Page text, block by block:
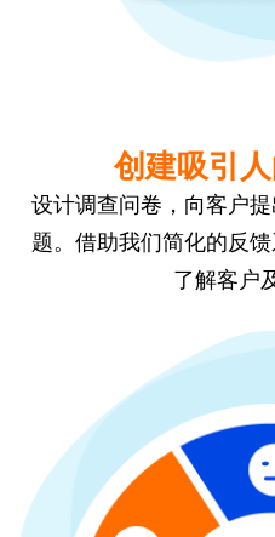
创建吸引
设计调查问卷，向客户
题。借助我们简化的反
了解客户